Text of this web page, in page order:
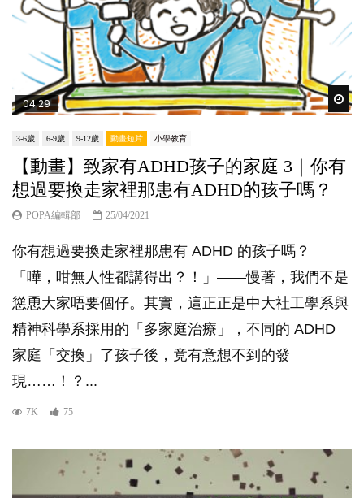
04:29
3-6歲 6-9歲 9-12歲 動畫短片 小學教育
【動畫】致家有ADHD孩子的家庭 3｜你有
想過要換走家裡那患有ADHD的孩子嗎？
POPA編輯部 25/04/2021
你有想過要換走家裡那患有 ADHD 的孩子嗎？
「嘩，咁無人性都講得出？！」——慢著，我們不是
慫恿大家唔要個仔。其實，這正正是中大社工學系與
精神科學系採用的「多家庭治療​」，不同的 ADHD
家庭「交換」了孩子後，竟有意想不到的發
現……！？...
7K 75